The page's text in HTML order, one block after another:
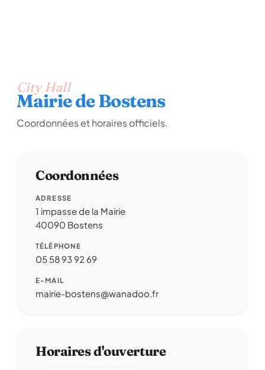
City Hall
Mairie de Bostens
Coordonnées et horaires officiels.
Coordonnées
ADRESSE
1 impasse de la Mairie
40090 Bostens
TÉLÉPHONE
05 58 93 92 69
E-MAIL
mairie-bostens@wanadoo.fr
Horaires d'ouverture